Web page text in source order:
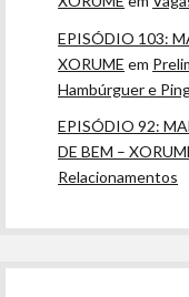
EPISÓDIO 103:
XORUME em
Hambúrguer e
EPISÓDIO 92:
DE BEM –
Relacionamentos